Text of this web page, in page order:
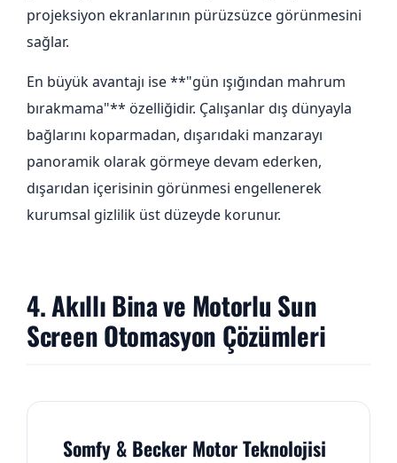
projeksiyon ekranlarının pürüzsüzce görünmesini
sağlar.
En büyük avantajı ise **"gün ışığından mahrum
bırakmama"** özelliğidir. Çalışanlar dış dünyayla
bağlarını koparmadan, dışarıdaki manzarayı
panoramik olarak görmeye devam ederken,
dışarıdan içerisinin görünmesi engellenerek
kurumsal gizlilik üst düzeyde korunur.
4. Akıllı Bina ve Motorlu Sun
Screen Otomasyon Çözümleri
Somfy & Becker Motor Teknolojisi